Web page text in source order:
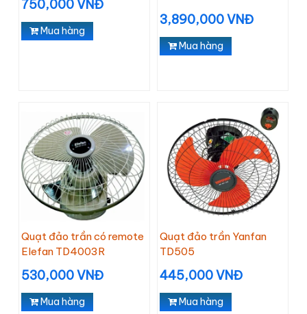
750,000 VNĐ
Mua hàng
3,890,000 VNĐ
Mua hàng
Quạt đảo trần có remote
Elefan TD4003R
530,000 VNĐ
Mua hàng
Quạt đảo trần Yanfan
TD505
445,000 VNĐ
Mua hàng